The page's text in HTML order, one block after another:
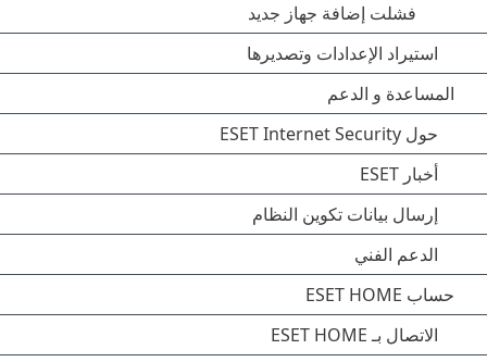
فشلت إضافة جهاز جديد
استيراد الإعدادات وتصديرها
المساعدة و الدعم
حول ESET Internet Security
أخبار ESET
إرسال بيانات تكوين النظام
الدعم الفني
حساب ESET HOME
الاتصال بـ ESET HOME